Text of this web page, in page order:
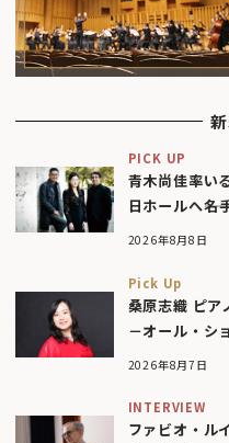
PICK UP
青木尚佳率い
日ホールへ――
2026年8月8日
Pick Up
桑原志織 ピア
－オール・シ
2026年8月7日
INTERVIEW
ファビオ・ル